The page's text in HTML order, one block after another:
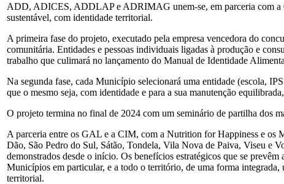
ADD, ADICES, ADDLAP e ADRIMAG unem-se, em parceria com a
sustentável, com identidade territorial.
A primeira fase do projeto, executado pela empresa vencedora do
comunitária. Entidades e pessoas individuais ligadas à produção e
trabalho que culimará no lançamento do Manual de Identidade
Na segunda fase, cada Município selecionará uma entidade (escola,
que o mesmo seja, com identidade e para a sua manutenção
O projeto termina no final de 2024 com um seminário de partilha dos
A parceria entre os GAL e a CIM, com a Nutrition for Happiness e os
Dão, São Pedro do Sul, Sátão, Tondela, Vila Nova de Paiva, Viseu e
demonstrados desde o início. Os benefícios estratégicos que se
Municípios em particular, e a todo o território, de uma forma integrada,
territorial.